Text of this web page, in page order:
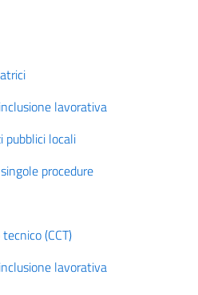
lavorativa
pubblici locali
procedure
(CCT)
lavorativa